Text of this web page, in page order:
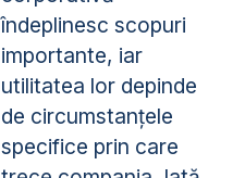
îndeplinesc scopuri
importante, iar
utilitatea lor depinde
de circumstanțele
specifice prin care